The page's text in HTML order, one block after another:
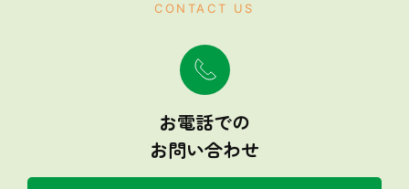
CONTACT US
お電話での
お問い合わせ